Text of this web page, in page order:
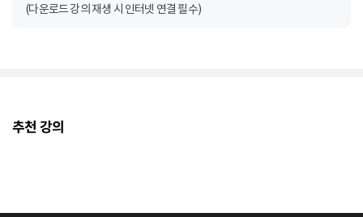
(다운로드 강의 재생 시 인터넷 연결 필수)
추천 강의